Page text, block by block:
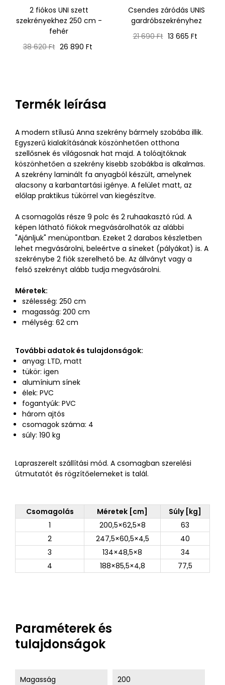
2 fiókos UNI szett
szekrényekhez 250 cm -
fehér
Normál
38 620 Ft Ár
26 890 Ft
Csendes záródás UNIS
gardróbszekrényhez
Normál
21 690 Ft Ár
13 665 Ft
Termék leírása
A modern stílusú Anna szekrény bármely szobába illik.
Egyszerű kialakításának köszönhetően otthona
szellősnek és világosnak hat majd. A tolóajtóknak
köszönhetően a szekrény kisebb szobákba is alkalmas.
A szekrény laminált fa anyagból készült, amelynek
alacsony a karbantartási igénye. A felület matt, az
előlap praktikus tükörrel van kiegészítve.
A csomagolás része 9 polc és 2 ruhaakasztó rúd. A
képen látható fiókok megvásárolhatók az alábbi
"Ajánljuk" menüpontban. Ezeket 2 darabos készletben
lehet megvásárolni, beleértve a síneket (pályákat) is. A
szekrénybe 2 fiók szerelhető be. Az állványt vagy a
felső szekrényt alább tudja megvásárolni.
Méretek:
szélesség: 250 cm
magasság: 200 cm
mélység: 62 cm
További adatok és tulajdonságok:
anyag: LTD, matt
tükör: igen
alumínium sínek
élek: PVC
fogantyúk: PVC
három ajtós
csomagok száma: 4
súly: 190 kg
Lapraszerelt szállítási mód. A csomagban szerelési
útmutatót és rögzítőelemeket is talál.
Csomagolás Méretek [cm]
Súly [kg]
1
200,5×62,5×8
63
2
247,5×60,5×4,5
40
3
134×48,5×8
34
4
188×85,5×4,8 77,5
Paraméterek és
tulajdonságok
Magasság 200